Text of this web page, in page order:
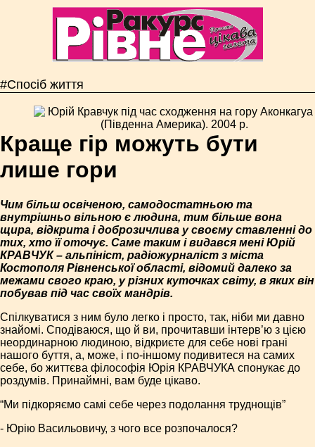
#Спосіб життя
Краще гір можуть бути
лише гори
Чим більш освіченою, самодостатньою та
внутрішньо вільною є людина, тим більше вона
щира, відкрита і доброзичлива у своєму ставленні до
тих, хто її оточує. Саме таким і видався мені Юрій
КРАВЧУК – альпініст, радіожурналіст з міста
Костополя Рівненської області, відомий далеко за
межами свого краю, у різних куточках світу, в яких він
побував під час своїх мандрів.
Спілкуватися з ним було легко і просто, так, ніби ми давно
знайомі. Сподіваюся, що й ви, прочитавши інтерв’ю з цією
неординарною людиною, відкриєте для себе нові грані
нашого буття, а, може, і по-іншому подивитеся на самих
себе, бо життєва філософія Юрія КРАВЧУКА спонукає до
роздумів. Принаймні, вам буде цікаво.
“Ми підкоряємо самі себе через подолання труднощів”
- Юрію Васильовичу, з чого все розпочалося?